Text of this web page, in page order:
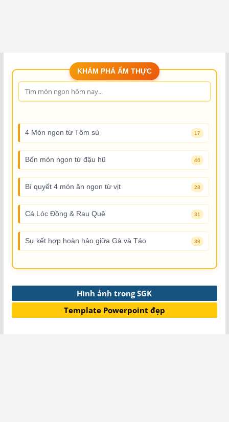
KHÁM PHÁ ẨM THỰC
4 Món ngon từ Tôm sú 17
Bốn món ngon từ đậu hũ 46
Bí quyết 4 món ăn ngon từ vịt 28
Cá Lóc Đồng & Rau Quê 31
Sự kết hợp hoàn hảo giữa Gà và Táo 38
Hình ảnh trong SGK
Template Powerpoint đẹp